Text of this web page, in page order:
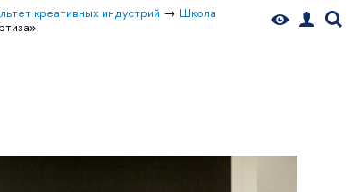
креативных индустрий
Школа